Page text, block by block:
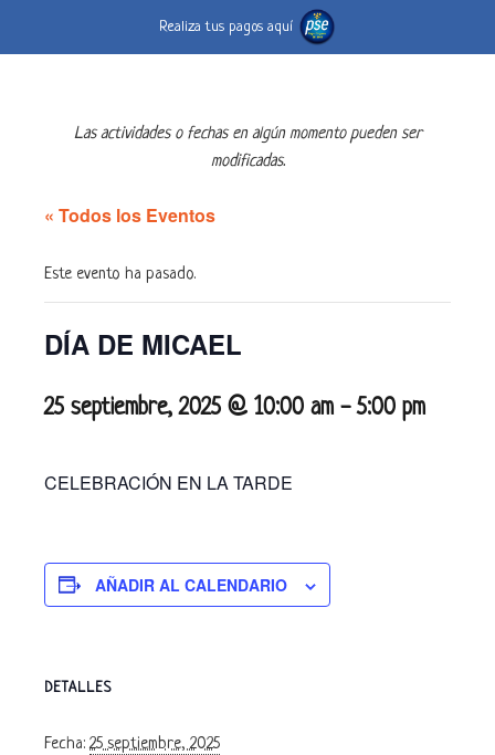
Realiza tus pagos aquí
Las actividades o fechas en algún momento pueden ser
modificadas.
« Todos los Eventos
Este evento ha pasado.
DÍA DE MICAEL
25 septiembre, 2025 @ 10:00 am -5:00 pm
CELEBRACIÓN EN LA TARDE
AÑADIR AL CALENDARIO
DETALLES
Fecha: 25 septiembre, 2025